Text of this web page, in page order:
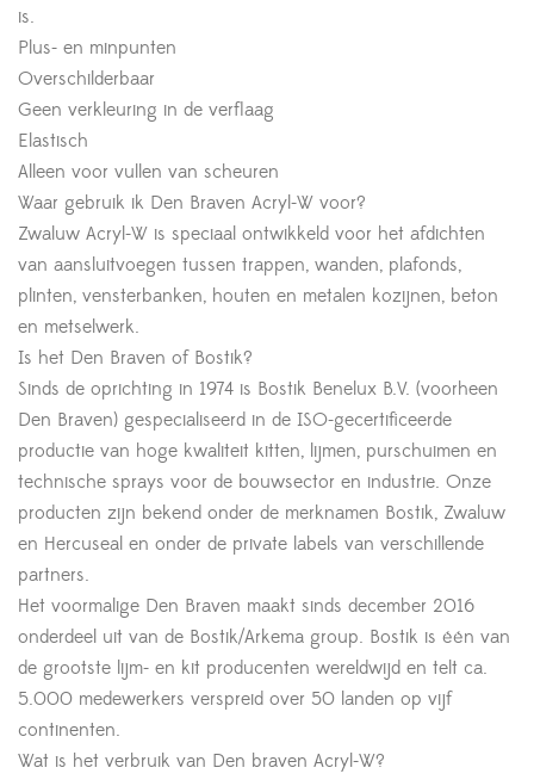
is.
Plus- en minpunten
Overschilderbaar
Geen verkleuring in de verflaag
Elastisch
Alleen voor vullen van scheuren
Waar gebruik ik Den Braven Acryl-W voor?
Zwaluw Acryl-W is speciaal ontwikkeld voor het afdichten
van aansluitvoegen tussen trappen, wanden, plafonds,
plinten, vensterbanken, houten en metalen kozijnen, beton
en metselwerk.
Is het Den Braven of Bostik?
Sinds de oprichting in 1974 is Bostik Benelux B.V. (voorheen
Den Braven) gespecialiseerd in de ISO-gecertificeerde
productie van hoge kwaliteit kitten, lijmen, purschuimen en
technische sprays voor de bouwsector en industrie. Onze
producten zijn bekend onder de merknamen Bostik, Zwaluw
en Hercuseal en onder de private labels van verschillende
partners.
Het voormalige Den Braven maakt sinds december 2016
onderdeel uit van de Bostik/Arkema group. Bostik is één van
de grootste lijm- en kit producenten wereldwijd en telt ca.
5.000 medewerkers verspreid over 50 landen op vijf
continenten.
Wat is het verbruik van Den braven Acryl-W?